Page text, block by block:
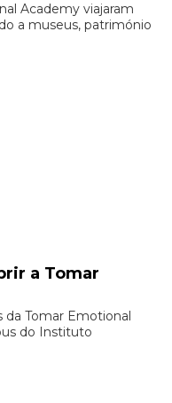
Academy viajaram
a museus, património
a Tomar
da Tomar Emotional
do Instituto